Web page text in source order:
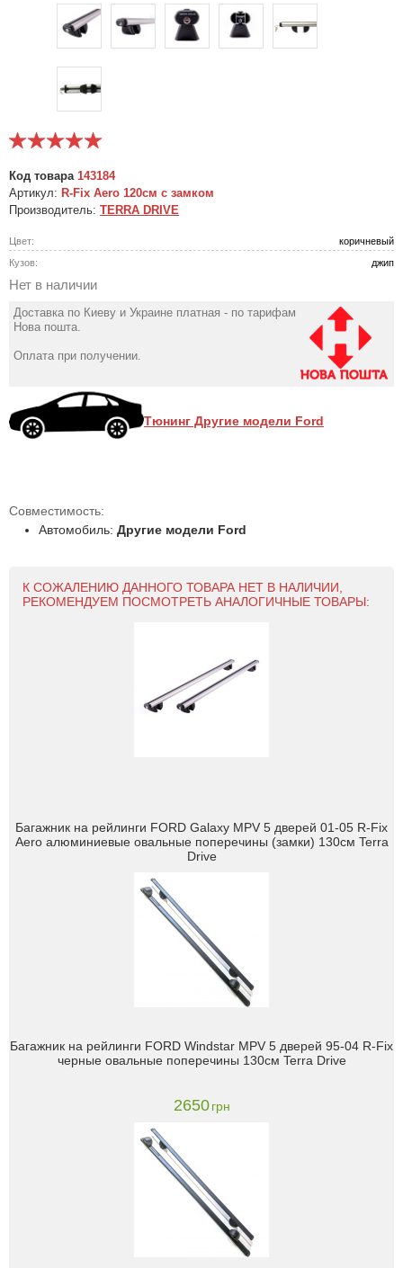
Код товара 143184
Артикул: R-Fix Aero 120см с замком
Производитель: TERRA DRIVE
Цвет:
коричневый
Кузов:
джип
Нет в наличии
Доставка по Киеву и Украине платная - по тарифам
Нова пошта.
Оплата при получении.
Тюнинг Другие модели Ford
Совместимость:
Автомобиль: Другие модели Ford
К СОЖАЛЕНИЮ ДАННОГО ТОВАРА НЕТ В НАЛИЧИИ,
РЕКОМЕНДУЕМ ПОСМОТРЕТЬ АНАЛОГИЧНЫЕ ТОВАРЫ:
Багажник на рейлинги FORD Galaxy MPV 5 дверей 01-05 R-Fix
Aero алюминиевые овальные поперечины (замки) 130см Terra
Drive
Багажник на рейлинги FORD Windstar MPV 5 дверей 95-04 R-Fix
черные овальные поперечины 130см Terra Drive
2650 грн